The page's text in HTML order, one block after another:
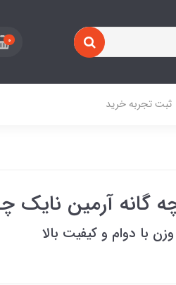
0
ثبت تجربه خرید
گانه آرمین
با دوام و کیفیت بالا